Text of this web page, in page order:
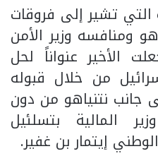
التي تشير إلى فروقات
ومنافسه وزير الأمن
الأخير عنواناً لحل
من خلال قبوله
جانب نتنياهو من دون
المالية بتسلئيل
إيتمار بن غفير.